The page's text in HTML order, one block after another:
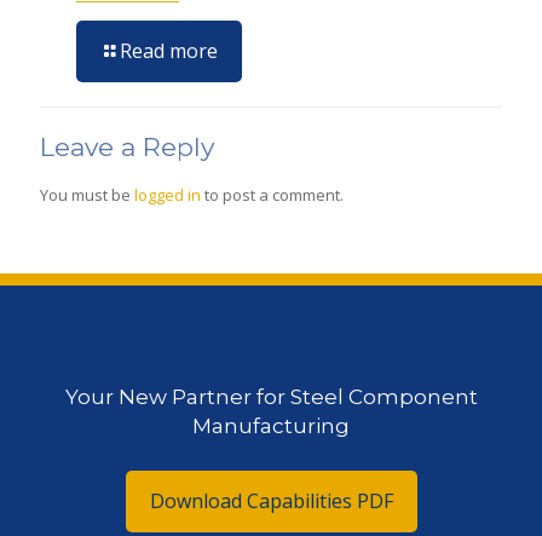
Read more
Leave a Reply
You must be logged in to post a comment.
Your New Partner for Steel Component
Manufacturing
Download Capabilities PDF